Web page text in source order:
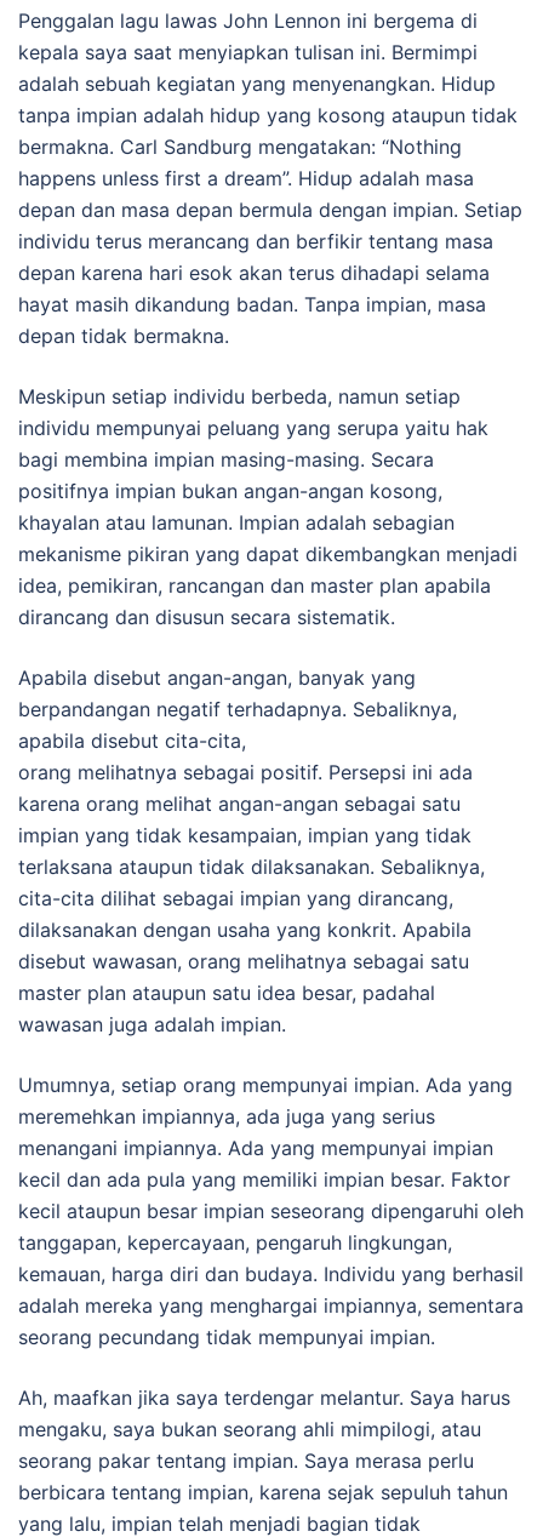
Penggalan lagu lawas John Lennon ini bergema di
kepala saya saat menyiapkan tulisan ini. Bermimpi
adalah sebuah kegiatan yang menyenangkan. Hidup
tanpa impian adalah hidup yang kosong ataupun tidak
bermakna. Carl Sandburg mengatakan: “Nothing
happens unless first a dream”. Hidup adalah masa
depan dan masa depan bermula dengan impian. Setiap
individu terus merancang dan berfikir tentang masa
depan karena hari esok akan terus dihadapi selama
hayat masih dikandung badan. Tanpa impian, masa
depan tidak bermakna.
Meskipun setiap individu berbeda, namun setiap
individu mempunyai peluang yang serupa yaitu hak
bagi membina impian masing-masing. Secara
positifnya impian bukan angan-angan kosong,
khayalan atau lamunan. Impian adalah sebagian
mekanisme pikiran yang dapat dikembangkan menjadi
idea, pemikiran, rancangan dan master plan apabila
dirancang dan disusun secara sistematik.
Apabila disebut angan-angan, banyak yang
berpandangan negatif terhadapnya. Sebaliknya,
apabila disebut cita-cita,
orang melihatnya sebagai positif. Persepsi ini ada
karena orang melihat angan-angan sebagai satu
impian yang tidak kesampaian, impian yang tidak
terlaksana ataupun tidak dilaksanakan. Sebaliknya,
cita-cita dilihat sebagai impian yang dirancang,
dilaksanakan dengan usaha yang konkrit. Apabila
disebut wawasan, orang melihatnya sebagai satu
master plan ataupun satu idea besar, padahal
wawasan juga adalah impian.
Umumnya, setiap orang mempunyai impian. Ada yang
meremehkan impiannya, ada juga yang serius
menangani impiannya. Ada yang mempunyai impian
kecil dan ada pula yang memiliki impian besar. Faktor
kecil ataupun besar impian seseorang dipengaruhi oleh
tanggapan, kepercayaan, pengaruh lingkungan,
kemauan, harga diri dan budaya. Individu yang berhasil
adalah mereka yang menghargai impiannya, sementara
seorang pecundang tidak mempunyai impian.
Ah, maafkan jika saya terdengar melantur. Saya harus
mengaku, saya bukan seorang ahli mimpilogi, atau
seorang pakar tentang impian. Saya merasa perlu
berbicara tentang impian, karena sejak sepuluh tahun
yang lalu, impian telah menjadi bagian tidak